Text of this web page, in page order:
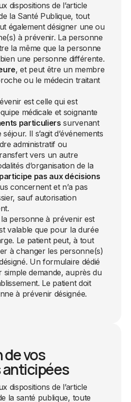
dispositions de l’article
la Santé Publique, tout
également désigner une ou
à prévenir. La personne
la même que la personne
une personne différente.
, et peut être un membre
ou le médecin traitant
est celle qui est
médicale et soignante
particuliers survenant
Il s’agit d’événements
administratif ou
vers un autre
d’organisation de la
pas aux décisions
concernent et n’a pas
sauf autorisation
personne à prévenir est
valable que pour la durée
Le patient peut, à tout
à changer les personne(s)
Un formulaire dédié
simple demande, auprès du
Le patient doit
à prévenir désignée.
de vos
dispositions de l’article
la santé publique, toute